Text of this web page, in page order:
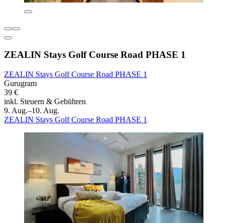
ZEALIN Stays Golf Course Road PHASE 1
ZEALIN Stays Golf Course Road PHASE 1
Gurugram
39 €
inkl. Steuern & Gebühren
9. Aug.–10. Aug.
ZEALIN Stays Golf Course Road PHASE 1